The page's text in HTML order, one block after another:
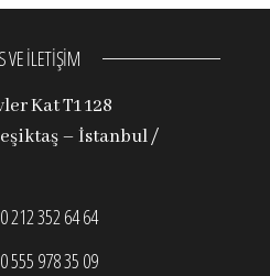
VE İLETİŞİM
Kat T1 128
– İstanbul /
212 352 64 64
555 978 35 09